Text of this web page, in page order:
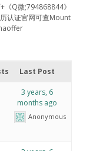
《Q微;794868844》
认证官网可查Mount
Last Post
3 years, 6
months ago
Anonymous